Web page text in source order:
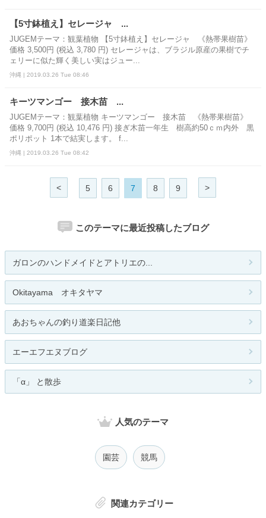
【5寸鉢植え】セレージャ ...
JUGEMテーマ：観葉植物 【5寸鉢植え】セレージャ 《熱帯果樹苗》
価格 3,500円 (税込 3,780 円) セレージャは、ブラジル原産の果樹でチ
ェリーに似た輝く美しい実はジュー...
沖縄 | 2019.03.26 Tue 08:46
キーツマンゴー 接木苗 ...
JUGEMテーマ：観葉植物 キーツマンゴー 接木苗 《熱帯果樹苗》
価格 9,700円 (税込 10,476 円) 接ぎ木苗一年生 樹高約50ｃｍ内外 黒
ポリポット 1本で結実します。 f...
沖縄 | 2019.03.26 Tue 08:42
< 5 6 7 8 9 >
このテーマに最近投稿したブログ
ガロンのハンドメイドとアトリエの...
Okitayama オキタヤマ
あおちゃんの釣り道楽日記他
エーエフエヌブログ
「α」 と散歩
人気のテーマ
園芸 競馬
関連カテゴリー